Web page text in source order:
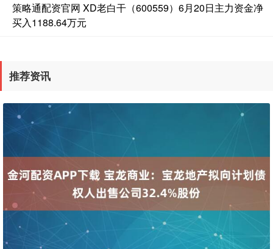
策略通配资官网 XD老白干（600559）6月20日主力资金净
买入1188.64万元
推荐资讯